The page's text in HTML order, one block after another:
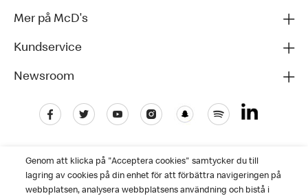
Mer på McD's
Kundservice
Newsroom
Genom att klicka på "Acceptera cookies" samtycker du till
lagring av cookies på din enhet för att förbättra navigeringen på
webbplatsen, analysera webbplatsens användning och bistå i